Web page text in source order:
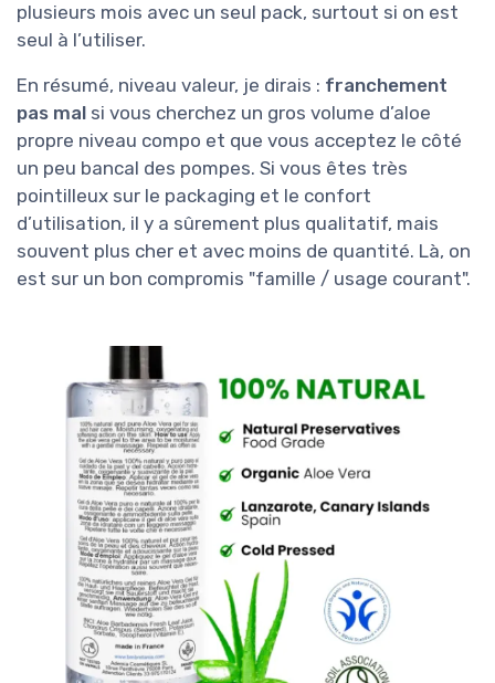
plusieurs mois avec un seul pack, surtout si on est
seul à l’utiliser.
En résumé, niveau valeur, je dirais : franchement
pas mal si vous cherchez un gros volume d’aloe
propre niveau compo et que vous acceptez le côté
un peu bancal des pompes. Si vous êtes très
pointilleux sur le packaging et le confort
d’utilisation, il y a sûrement plus qualitatif, mais
souvent plus cher et avec moins de quantité. Là, on
est sur un bon compromis "famille / usage courant".